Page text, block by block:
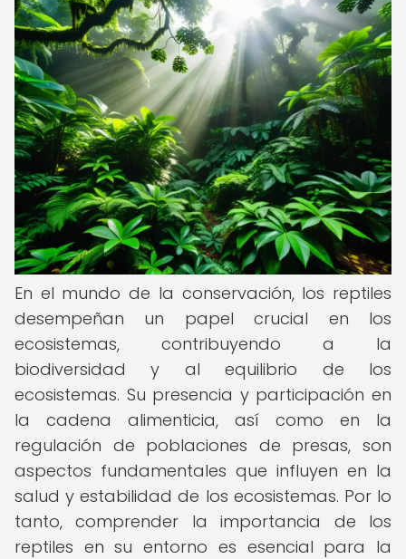
En el mundo de la conservación, los reptiles
desempeñan un papel crucial en los
ecosistemas, contribuyendo a la
biodiversidad y al equilibrio de los
ecosistemas. Su presencia y participación en
la cadena alimenticia, así como en la
regulación de poblaciones de presas, son
aspectos fundamentales que influyen en la
salud y estabilidad de los ecosistemas. Por lo
tanto, comprender la importancia de los
reptiles en su entorno es esencial para la